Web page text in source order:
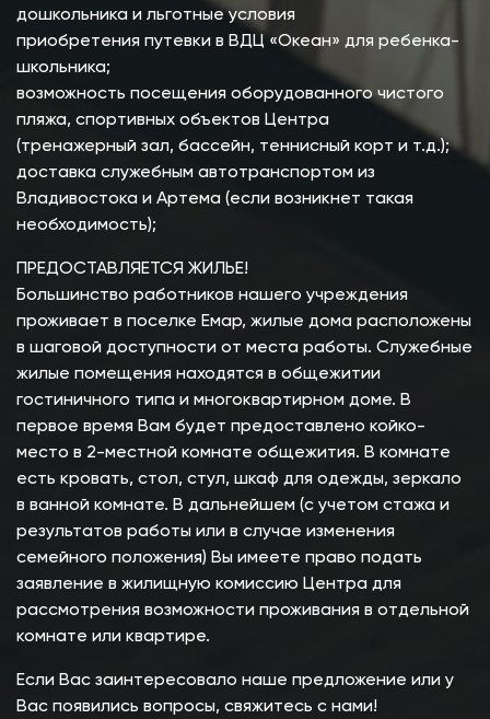
дошкольника и льготные условия
приобретения путевки в ВДЦ «Океан» для ребенка-
школьника;
возможность посещения оборудованного чистого
пляжа, спортивных объектов Центра
(тренажерный зал, бассейн, теннисный корт и т.д.);
доставка служебным автотранспортом из
Владивостока и Артема (если возникнет такая
необходимость);
ПРЕДОСТАВЛЯЕТСЯ ЖИЛЬЕ!
Большинство работников нашего учреждения
проживает в поселке Емар, жилые дома расположены
в шаговой доступности от места работы. Служебные
жилые помещения находятся в общежитии
гостиничного типа и многоквартирном доме. В
первое время Вам будет предоставлено койко-
место в 2-местной комнате общежития. В комнате
есть кровать, стол, стул, шкаф для одежды, зеркало
в ванной комнате. В дальнейшем (с учетом стажа и
результатов работы или в случае изменения
семейного положения) Вы имеете право подать
заявление в жилищную комиссию Центра для
рассмотрения возможности проживания в отдельной
комнате или квартире.
Если Вас заинтересовало наше предложение или у
Вас появились вопросы, свяжитесь с нами!